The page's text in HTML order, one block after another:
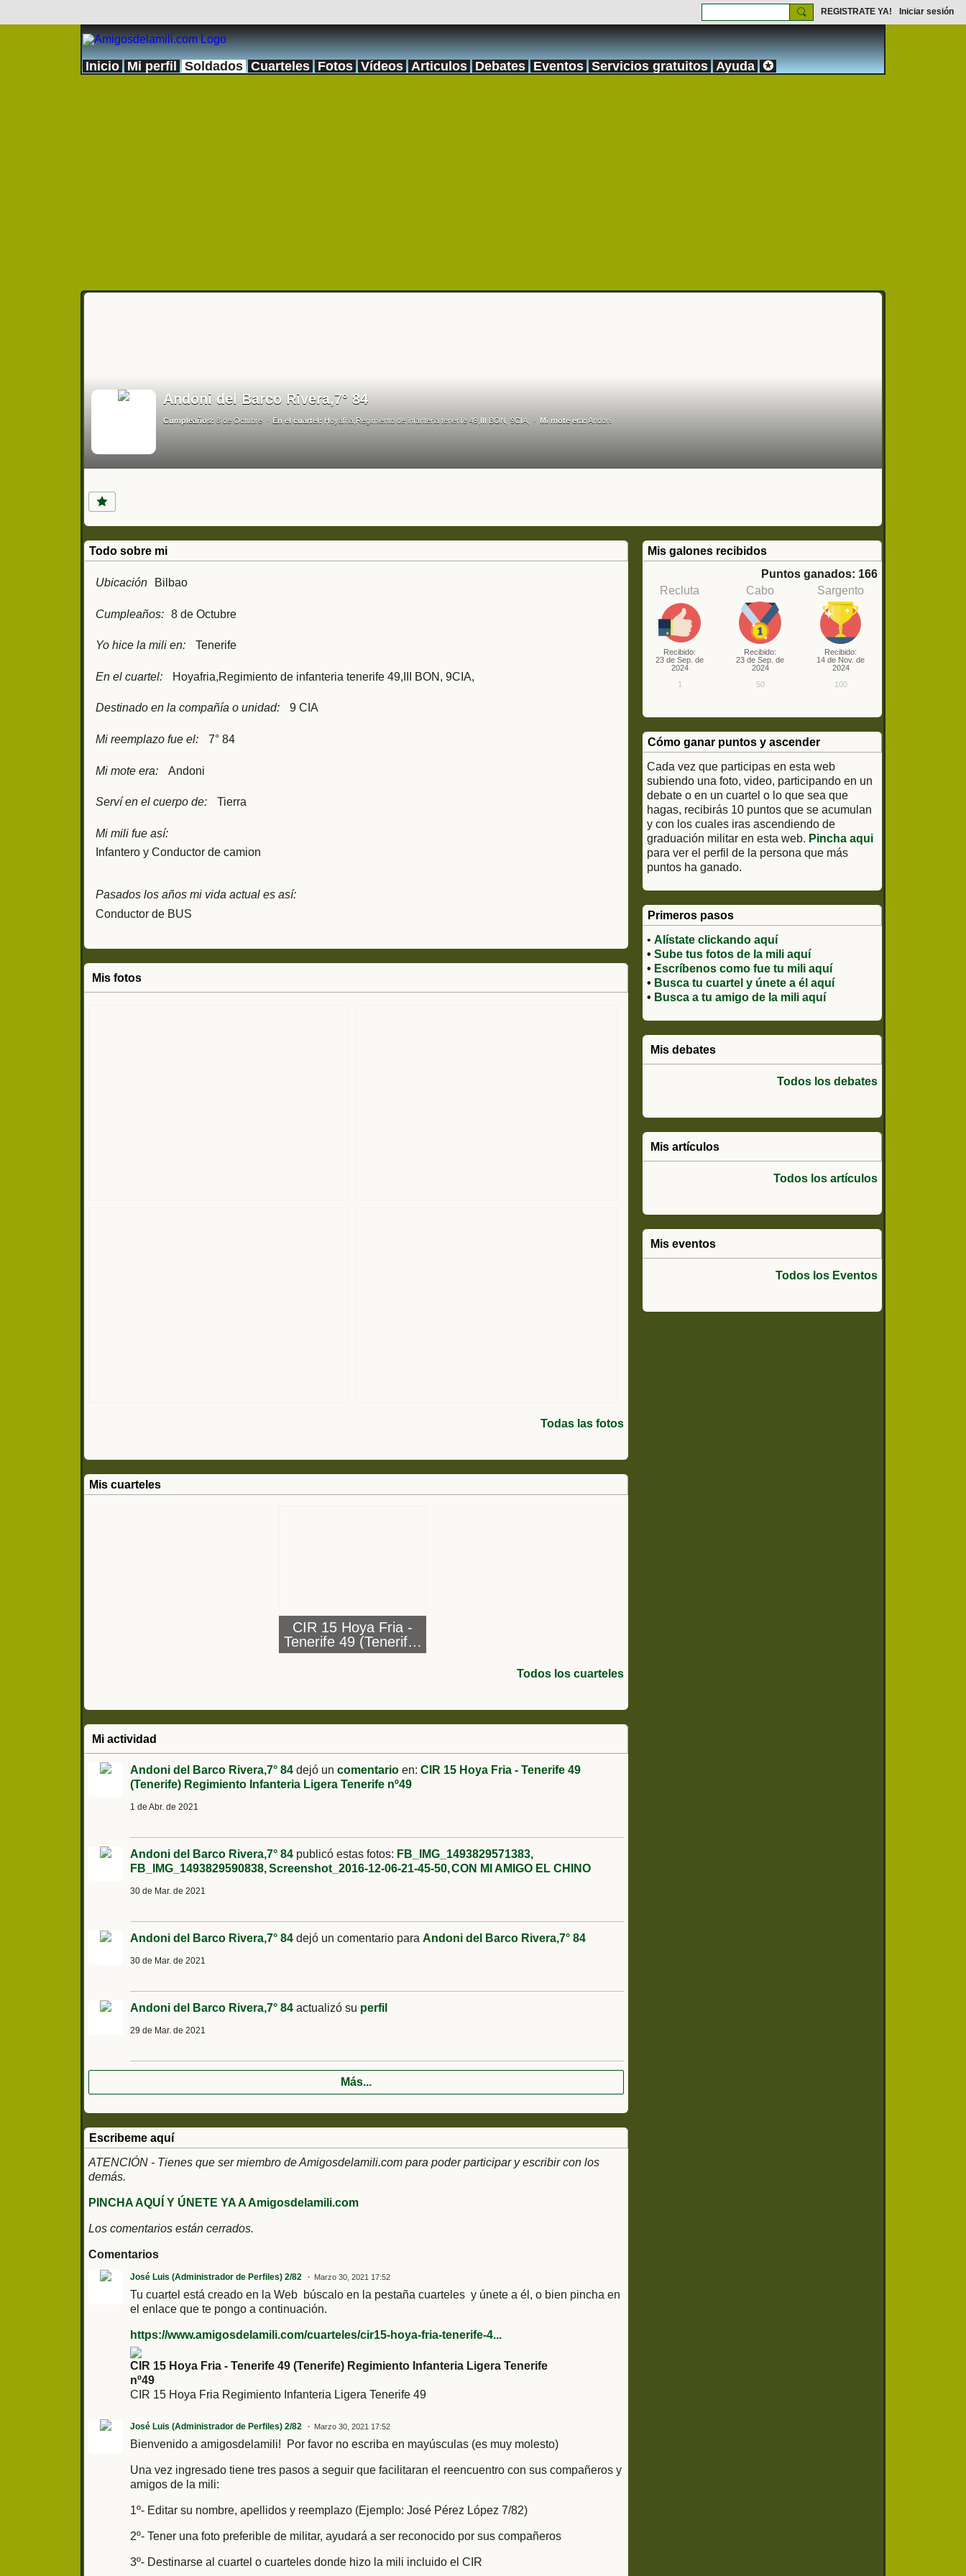
REGISTRATE YA! Iniciar sesión
Inicio Mi perfil Soldados Cuarteles Fotos Vídeos Articulos Debates Eventos Servicios gratuitos Ayuda ✪
Andoni del Barco Rivera,7° 84
Cumpleaños: 8 de Octubre En el cuartel: Hoyafria,Regimiento de infanteria tenerife 49,III BON, 9CIA, Mi mote era: Andoni
Todo sobre mi
Ubicación Bilbao
Cumpleaños: 8 de Octubre
Yo hice la mili en: Tenerife
En el cuartel: Hoyafria,Regimiento de infanteria tenerife 49,III BON, 9CIA,
Destinado en la compañía o unidad: 9 CIA
Mi reemplazo fue el: 7° 84
Mi mote era: Andoni
Serví en el cuerpo de: Tierra
Mi mili fue así:
Infantero y Conductor de camion
Pasados los años mi vida actual es así:
Conductor de BUS
Mis fotos
Todas las fotos
Mis cuarteles
CIR 15 Hoya Fria -
Tenerife 49 (Tenerife)
Regimiento Infanteria
Todos los cuarteles
Mi actividad
Andoni del Barco Rivera,7° 84 dejó un comentario en: CIR 15 Hoya Fria - Tenerife 49
(Tenerife) Regimiento Infanteria Ligera Tenerife nº49
1 de Abr. de 2021
Andoni del Barco Rivera,7° 84 publicó estas fotos: FB_IMG_1493829571383
FB_IMG_1493829590838 Screenshot_2016-12-06-21-45-50 CON MI AMIGO EL CHINO
30 de Mar. de 2021
Andoni del Barco Rivera,7° 84 dejó un comentario para Andoni del Barco Rivera,7° 84
30 de Mar. de 2021
Andoni del Barco Rivera,7° 84 actualizó su perfil
29 de Mar. de 2021
Más...
Escribeme aquí
ATENCIÓN - Tienes que ser miembro de Amigosdelamili.com para poder participar y escribir con los
demás.
PINCHA AQUÍ Y ÚNETE YA A Amigosdelamili.com
Los comentarios están cerrados.
Comentarios
José Luis (Administrador de Perfiles) 2/82 Marzo 30, 2021 17:52
Tu cuartel está creado en la Web búscalo en la pestaña cuarteles y únete a él, o bien pincha en
el enlace que te pongo a continuación.
https://www.amigosdelamili.com/cuarteles/cir15-hoya-fria-tenerife-4...
CIR 15 Hoya Fria - Tenerife 49 (Tenerife) Regimiento Infanteria Ligera Tenerife
nº49
CIR 15 Hoya Fria Regimiento Infanteria Ligera Tenerife 49
José Luis (Administrador de Perfiles) 2/82 Marzo 30, 2021 17:52
Bienvenido a amigosdelamili! Por favor no escriba en mayúsculas (es muy molesto)
Una vez ingresado tiene tres pasos a seguir que facilitaran el reencuentro con sus compañeros y
amigos de la mili:
1º- Editar su nombre, apellidos y reemplazo (Ejemplo: José Pérez López 7/82)
2º- Tener una foto preferible de militar, ayudará a ser reconocido por sus compañeros
3º- Destinarse al cuartel o cuarteles donde hizo la mili incluido el CIR
Mis galones recibidos
Puntos ganados: 166
Recluta
Recibido:
23 de Sep. de
2024
1
Cabo
Recibido:
23 de Sep. de
2024
50
Sargento
Recibido:
14 de Nov. de
2024
100
Cómo ganar puntos y ascender
Cada vez que participas en esta web
subiendo una foto, video, participando en un
debate o en un cuartel o lo que sea que
hagas, recibirás 10 puntos que se acumulan
y con los cuales iras ascendiendo de
graduación militar en esta web. Pincha aqui
para ver el perfil de la persona que más
puntos ha ganado.
Primeros pasos
• Alístate clickando aquí
• Sube tus fotos de la mili aquí
• Escríbenos como fue tu mili aquí
• Busca tu cuartel y únete a él aquí
• Busca a tu amigo de la mili aquí
Mis debates
Todos los debates
Mis artículos
Todos los artículos
Mis eventos
Todos los Eventos